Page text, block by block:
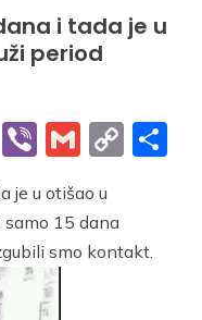
i tada je u
period
PrintViberGmail
je u otišao u
samo 15 dana
smo kontakt.